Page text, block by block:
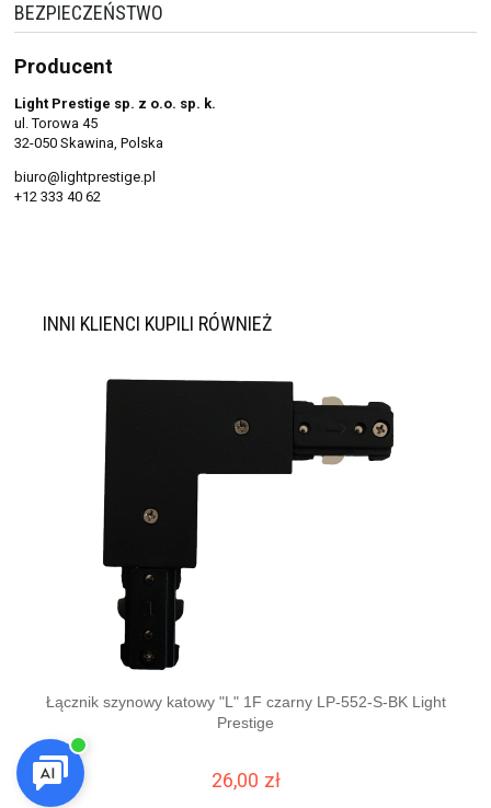
BEZPIECZEŃSTWO
Producent
Light Prestige sp. z o.o. sp. k.
ul. Torowa 45
32-050 Skawina, Polska
biuro@lightprestige.pl
+12 333 40 62
INNI KLIENCI KUPILI RÓWNIEŻ
Łącznik szynowy katowy "L" 1F czarny LP-552-S-BK Light
Prestige
26,00 zł